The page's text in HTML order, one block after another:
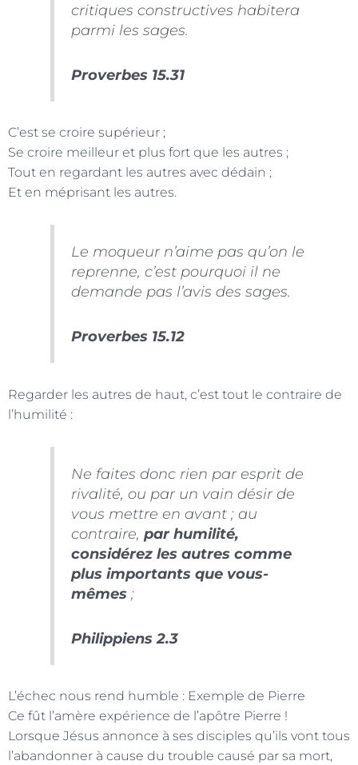
critiques constructives habitera
parmi les sages.
Proverbes 15.31
C’est se croire supérieur ;
Se croire meilleur et plus fort que les autres ;
Tout en regardant les autres avec dédain ;
Et en méprisant les autres.
Le moqueur n’aime pas qu’on le
reprenne, c’est pourquoi il ne
demande pas l’avis des sages.
Proverbes 15.12
Regarder les autres de haut, c’est tout le contraire de
l’humilité :
Ne faites donc rien par esprit de
rivalité, ou par un vain désir de
vous mettre en avant ; au
contraire, par humilité,
considérez les autres comme
plus importants que vous-
mêmes;
Philippiens 2.3
L’échec nous rend humble : Exemple de Pierre
Ce fût l’amère expérience de l’apôtre Pierre !
Lorsque Jésus annonce à ses disciples qu’ils vont tous
l’abandonner à cause du trouble causé par sa mort,